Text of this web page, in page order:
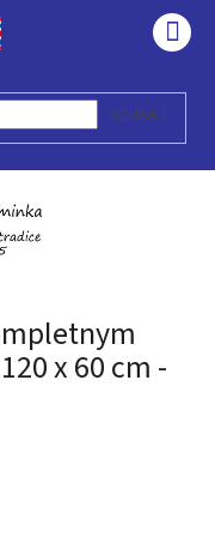
SZUKAJ
x 60 cm -